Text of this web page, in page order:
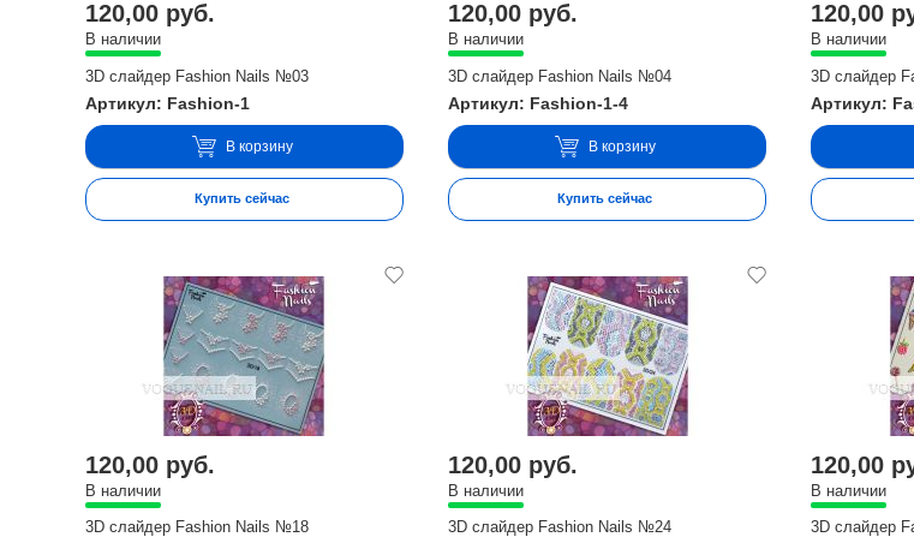
120,00 руб.
В наличии
3D слайдер Fashion Nails №03
Артикул: Fashion-1
В корзину
Купить сейчас
120,00 руб.
В наличии
3D слайдер Fashion Nails №04
Артикул: Fashion-1-4
В корзину
Купить сейчас
120,00
В наличии
3D слайдер
Артикул:
120,00 руб.
В наличии
3D слайдер Fashion Nails №18
120,00 руб.
В наличии
3D слайдер Fashion Nails №24
120,00
В наличии
3D слайдер